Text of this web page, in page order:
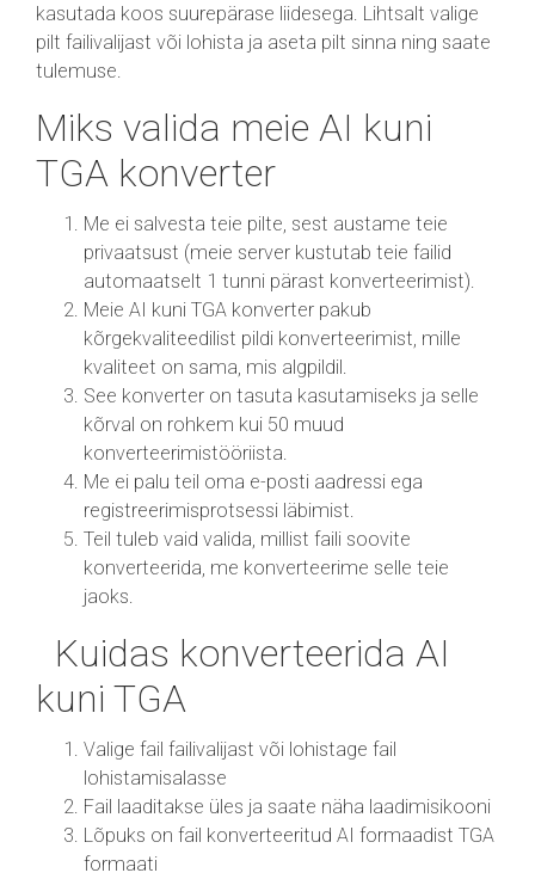
kasutada koos suurepärase liidesega. Lihtsalt valige
pilt failivalijast või lohista ja aseta pilt sinna ning saate
tulemuse.
Miks valida meie AI kuni
TGA konverter
Me ei salvesta teie pilte, sest austame teie
privaatsust (meie server kustutab teie failid
automaatselt 1 tunni pärast konverteerimist).
Meie AI kuni TGA konverter pakub
kõrgekvaliteedilist pildi konverteerimist, mille
kvaliteet on sama, mis algpildil.
See konverter on tasuta kasutamiseks ja selle
kõrval on rohkem kui 50 muud
konverteerimistööriista.
Me ei palu teil oma e-posti aadressi ega
registreerimisprotsessi läbimist.
Teil tuleb vaid valida, millist faili soovite
konverteerida, me konverteerime selle teie
jaoks.
Kuidas konverteerida AI
kuni TGA
Valige fail failivalijast või lohistage fail
lohistamisalasse
Fail laaditakse üles ja saate näha laadimisikooni
Lõpuks on fail konverteeritud AI formaadist TGA
formaati